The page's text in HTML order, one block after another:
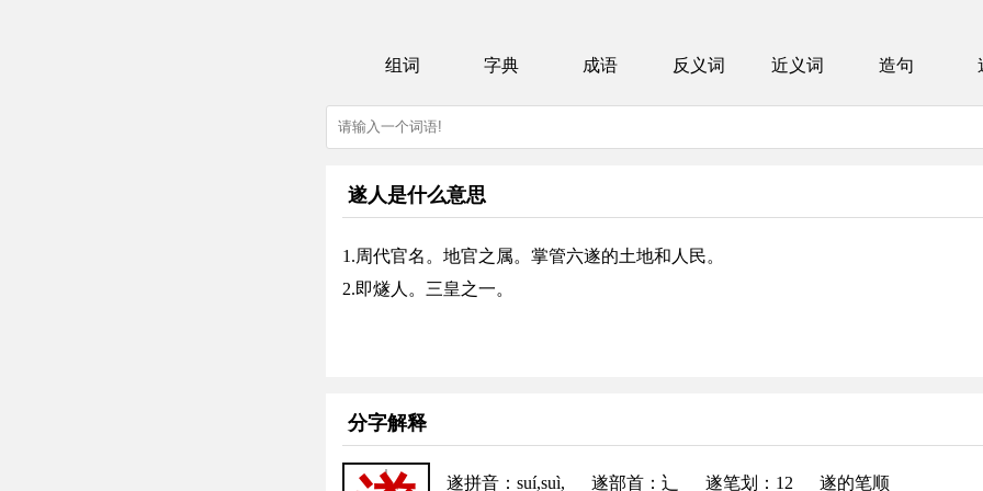
组词 字典 成语 反义词 近义词 造句
遂人是什么意思
1.周代官名。地官之属。掌管六遂的土地和人民。
2.即燧人。三皇之一。
分字解释
遂拼音 ：suí,suì, 遂部首 ：辶 遂笔划：12 遂的笔顺